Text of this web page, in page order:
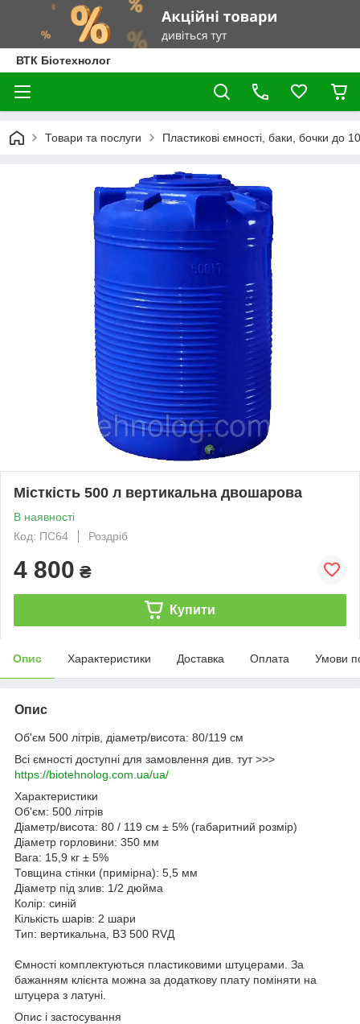
ВТК Біотехнолог
Товари та послуги Пластикові ємності, баки, бочки до
Місткість 500 л вертикальна двошарова
В наявності
Код: ПС64
Роздріб
4 800 ₴
Купити
Опис Характеристики Доставка Оплата Умови
Опис
Об'єм 500 літрів, діаметр/висота: 80/119 см
Всі ємності доступні для замовлення див. тут >>>
https://biotehnolog.com.ua/ua/
Характеристики
Об'єм: 500 літрів
Діаметр/висота: 80 / 119 см ± 5% (габаритний розмір)
Діаметр горловини: 350 мм
Вага: 15,9 кг ± 5%
Товщина стінки (примірна): 5,5 мм
Діаметр під злив: 1/2 дюйма
Колір: синій
Кількість шарів: 2 шари
Тип: вертикальна, ВЗ 500 RVД
Ємності комплектуються пластиковими штуцерами. За
бажанням клієнта можна за додаткову плату поміняти на
штуцера з латуні.
Опис і застосування